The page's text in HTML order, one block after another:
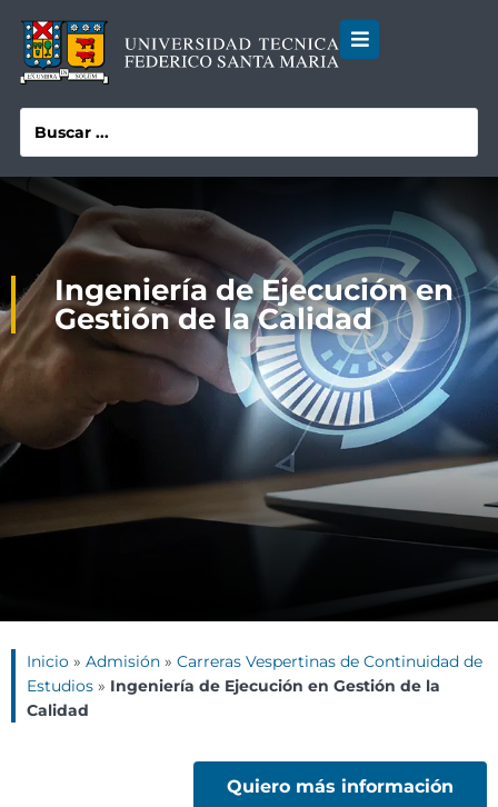
Ingeniería de Ejecución en
Gestión de la Calidad
Inicio » Admisión » Carreras Vespertinas de Continuidad de
Estudios » Ingeniería de Ejecución en Gestión de la
Calidad
Quiero más información